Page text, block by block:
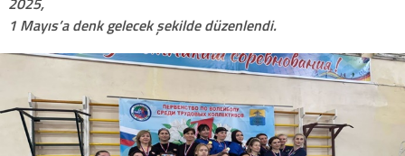
1 Mayıs’a denk gelecek şekilde düzenlendi.